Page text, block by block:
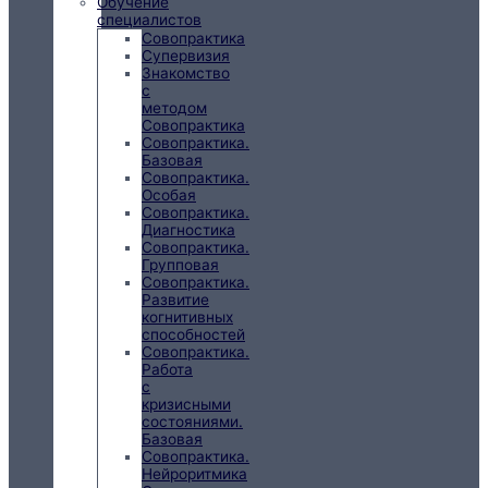
специалистов
Совопрактика
Супервизия
Знакомство
с
методом
Совопрактика
Совопрактика.
Базовая
Совопрактика.
Особая
Совопрактика.
Диагностика
Совопрактика.
Групповая
Совопрактика.
Развитие
когнитивных
способностей
Совопрактика.
Работа
с
кризисными
состояниями.
Базовая
Совопрактика.
Нейроритмика